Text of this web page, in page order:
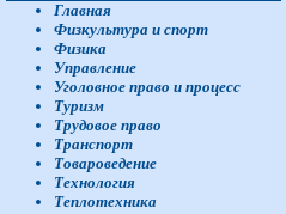
Главная
Физкультура и спорт
Физика
Управление
Уголовное право и процесс
Туризм
Трудовое право
Транспорт
Товароведение
Технология
Теплотехника